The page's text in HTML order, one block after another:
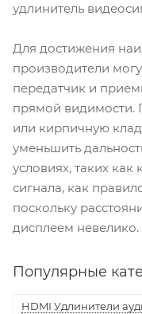
удлинитель
Для достижения
производители
передатчик и
прямой видимости.
или кирпичную
уменьшить
условиях, таких
сигнала, как
поскольку
дисплеем невелико.
Популярные
HDMI Удлинители